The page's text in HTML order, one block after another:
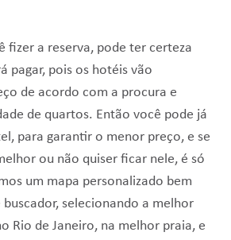
fizer a reserva, pode ter certeza
pagar, pois os hotéis vão
de acordo com a procura e
de quartos. Então você pode já
para garantir o menor preço, e se
ou não quiser ficar nele, é só
um mapa personalizado bem
buscador, selecionando a melhor
Rio de Janeiro, na melhor praia, e